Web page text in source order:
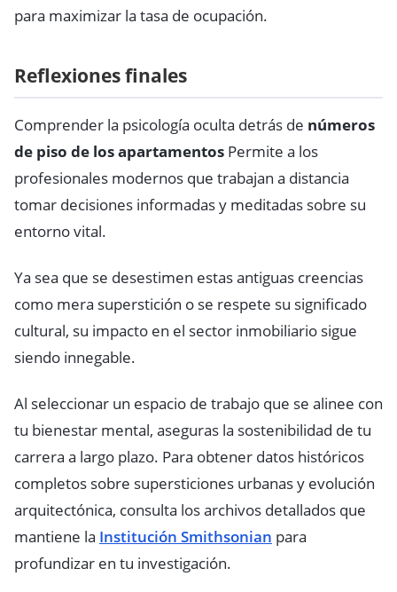
para maximizar la tasa de ocupación.
Reflexiones finales
Comprender la psicología oculta detrás de números
de piso de los apartamentos Permite a los
profesionales modernos que trabajan a distancia
tomar decisiones informadas y meditadas sobre su
entorno vital.
Ya sea que se desestimen estas antiguas creencias
como mera superstición o se respete su significado
cultural, su impacto en el sector inmobiliario sigue
siendo innegable.
Al seleccionar un espacio de trabajo que se alinee con
tu bienestar mental, aseguras la sostenibilidad de tu
carrera a largo plazo. Para obtener datos históricos
completos sobre supersticiones urbanas y evolución
arquitectónica, consulta los archivos detallados que
mantiene la Institución Smithsonian para
profundizar en tu investigación.